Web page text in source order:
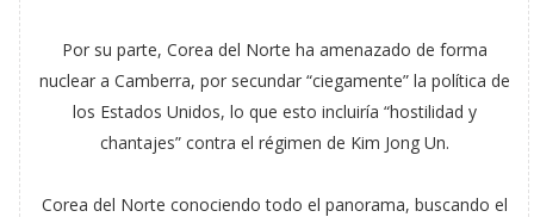
Por su parte, Corea del Norte ha amenazado de forma
nuclear a Camberra, por secundar “ciegamente” la política de
los Estados Unidos, lo que esto incluiría “hostilidad y
chantajes” contra el régimen de Kim Jong Un.
Corea del Norte conociendo todo el panorama, buscando el